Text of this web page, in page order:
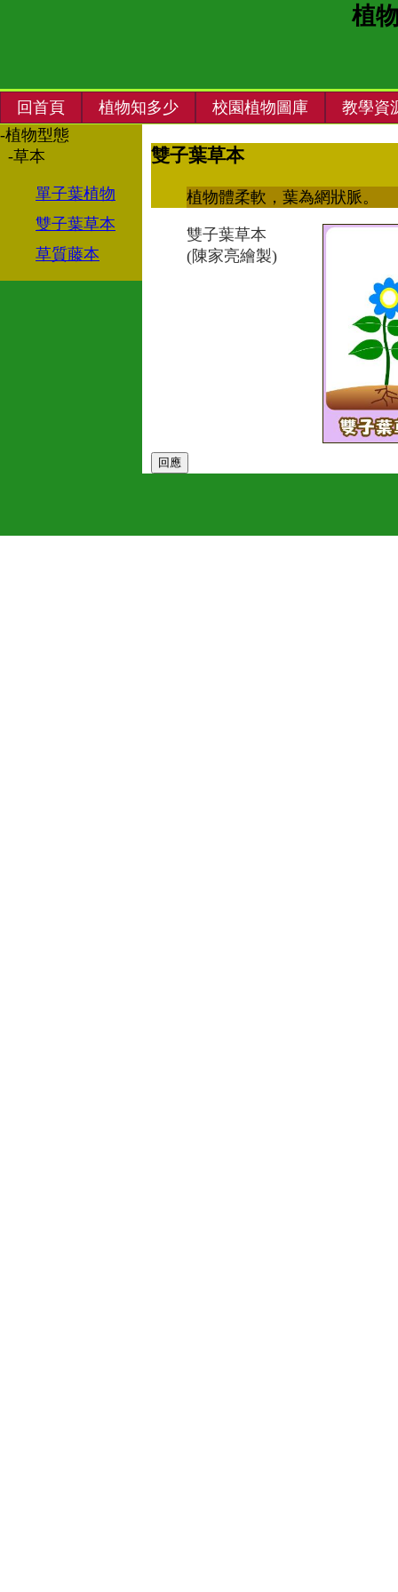
植
回首頁 植物知多少 校園植物圖庫 教學資
雙子葉草本
植物體柔軟，葉為網狀脈。
雙子葉草本
(陳家亮繪製)
-植物型態
-草本
單子葉植物
雙子葉草本
草質藤本